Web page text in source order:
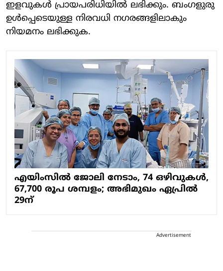
ഇളവുകൾ പ്രായപരിധിയിൽ ലഭിക്കും. ബംഗളുരു
ഉൾപ്പെടെയുള്ള നിരവധി നഗരങ്ങളിലാകും
നിയമനം ലഭിക്കുക.
എയിംസിൽ ജോലി നേടാം, 74 ഒഴിവുകൾ,
67,700 രൂപ ശമ്പളം; അഭിമുഖം ഏപ്രിൽ
29ന്
Advertisement